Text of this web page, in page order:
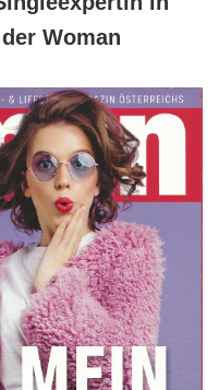
Woman